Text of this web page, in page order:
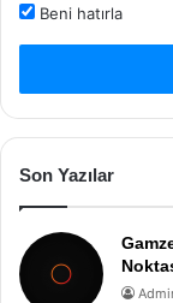
Beni hatırla
Son Yazılar